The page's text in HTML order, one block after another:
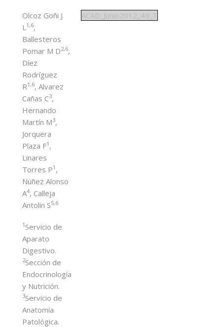
Olcoz Goñi J
L 1,6,
Ballesteros
Pomar M D2,6,
Díez
Rodríguez
R1,6, Alvarez
Cañas C3,
Hernando
Martín M3,
Jorquera
Plaza F1 ,
Linares
Torres P1 ,
Núñez Alonso
A4, Calleja
Antolín S5,6
1 Servicio de
Aparato
Digestivo.
2Sección de
Endocrinología
y Nutrición.
3Servicio de
Anatomía
Patológica.
ACAD_Junio2012_49_1